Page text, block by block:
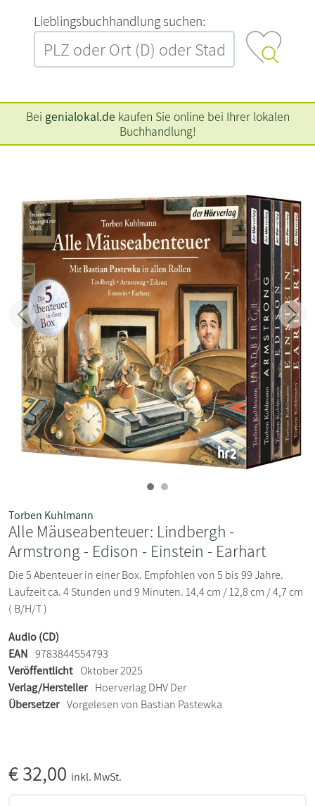
L‍i‍e‍b‍l‍i‍n‍g‍s‍b‍u‍c‍h‍h‍a‍n‍d‍l‍u‍n‍g‍ ‍s‍u‍c‍h‍e‍n‍:‍
Bei genialokal.de kaufen Sie online bei Ihrer lokalen
Buchhandlung!
Zurück
Torben Kuhlmann
Alle Mäuseabenteuer: Lindbergh -
Armstrong - Edison - Einstein - Earhart
Die 5 Abenteuer in einer Box. Empfohlen von 5 bis 99 Jahre.
Laufzeit ca. 4 Stunden und 9 Minuten. 14,4 cm / 12,8 cm / 4,7 cm
( B/H/T )
Audio (CD)
EAN 9783844554793
Veröffentlicht Oktober 2025
Verlag/Hersteller Hoerverlag DHV Der
Übersetzer Vorgelesen von Bastian Pastewka
€32,00 inkl. MwSt.